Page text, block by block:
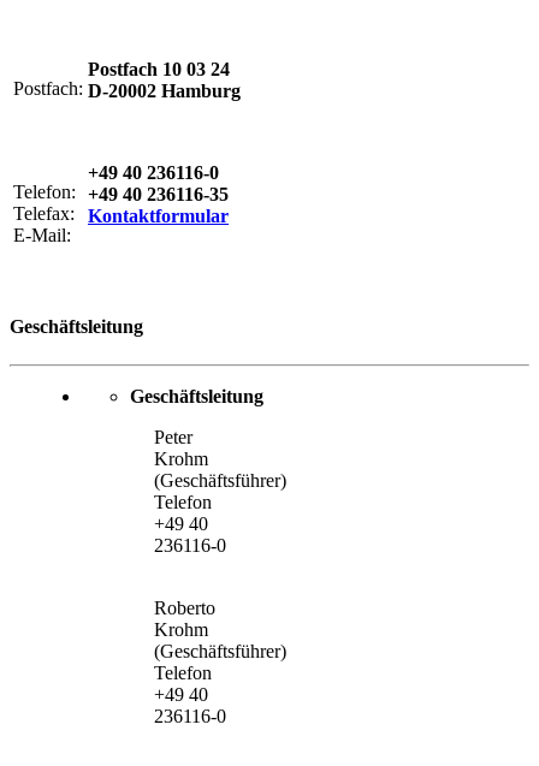
Postfach:
Telefon:
Telefax:
E-Mail:
Postfach 10 03 24
D-20002 Hamburg
+49 40 236116-0
+49 40 236116-35
Kontaktformular
Geschäftsleitung
Geschäftsleitung
Peter
Krohm
(Geschäftsführer)
Telefon
+49 40
236116-0
Roberto
Krohm
(Geschäftsführer)
Telefon
+49 40
236116-0